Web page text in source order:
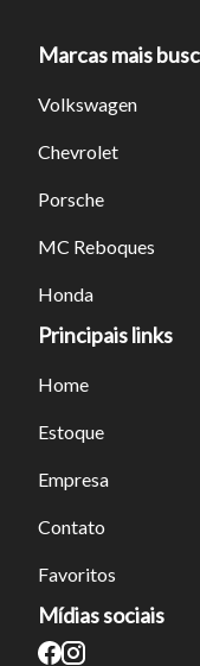
Tamanho do texto
Para aumentar ou
teclado.
Marcas mais
Volkswagen
Chevrolet
Porsche
MC Reboques
Honda
Principais links
Home
Estoque
Empresa
Contato
Favoritos
Mídias sociais